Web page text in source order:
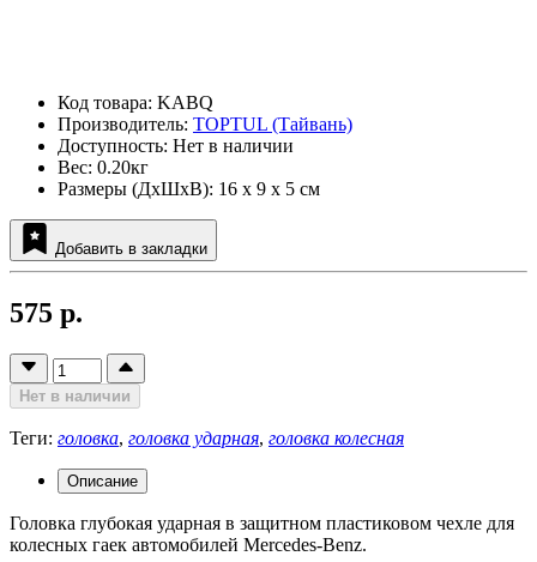
Код товара: KABQ
Производитель: TOPTUL (Тайвань)
Доступность: Нет в наличии
Вес: 0.20кг
Размеры (ДxШxВ): 16 x 9 x 5 см
Добавить в закладки
575 р.
Нет в наличии
Теги: головка, головка ударная, головка колесная
Описание
Головка глубокая ударная в защитном пластиковом чехле для
колесных гаек автомобилей Mercedes-Benz.